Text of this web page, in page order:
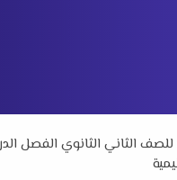
للصف الثاني الثانوي الفصل